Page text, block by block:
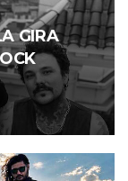
GIRA